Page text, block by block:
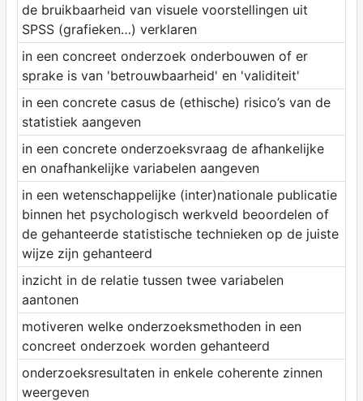
de bruikbaarheid van visuele voorstellingen uit
SPSS (grafieken…) verklaren
in een concreet onderzoek onderbouwen of er
sprake is van 'betrouwbaarheid' en 'validiteit'
in een concrete casus de (ethische) risico’s van de
statistiek aangeven
in een concrete onderzoeksvraag de afhankelijke
en onafhankelijke variabelen aangeven
in een wetenschappelijke (inter)nationale publicatie
binnen het psychologisch werkveld beoordelen of
de gehanteerde statistische technieken op de juiste
wijze zijn gehanteerd
inzicht in de relatie tussen twee variabelen
aantonen
motiveren welke onderzoeksmethoden in een
concreet onderzoek worden gehanteerd
onderzoeksresultaten in enkele coherente zinnen
weergeven